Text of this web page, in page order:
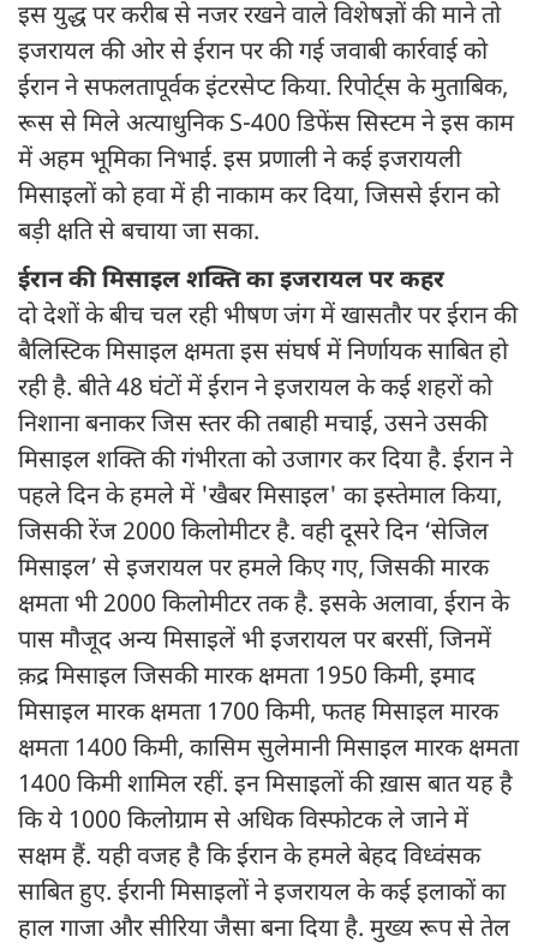
इस युद्ध पर करीब से नजर रखने वाले विशेषज्ञों की माने तो
इजरायल की ओर से ईरान पर की गई जवाबी कार्रवाई को
ईरान ने सफलतापूर्वक इंटरसेप्ट किया. रिपोर्ट्स के मुताबिक,
रूस से मिले अत्याधुनिक S-400 डिफेंस सिस्टम ने इस काम
में अहम भूमिका निभाई. इस प्रणाली ने कई इजरायली
मिसाइलों को हवा में ही नाकाम कर दिया, जिससे ईरान को
बड़ी क्षति से बचाया जा सका.
ईरान की मिसाइल शक्ति का इजरायल पर कहर
दो देशों के बीच चल रही भीषण जंग में खासतौर पर ईरान की
बैलिस्टिक मिसाइल क्षमता इस संघर्ष में निर्णायक साबित हो
रही है. बीते 48 घंटों में ईरान ने इजरायल के कई शहरों को
निशाना बनाकर जिस स्तर की तबाही मचाई, उसने उसकी
मिसाइल शक्ति की गंभीरता को उजागर कर दिया है. ईरान ने
पहले दिन के हमले में 'खैबर मिसाइल' का इस्तेमाल किया,
जिसकी रेंज 2000 किलोमीटर है. वही दूसरे दिन ‘सेजिल
मिसाइल’ से इजरायल पर हमले किए गए, जिसकी मारक
क्षमता भी 2000 किलोमीटर तक है. इसके अलावा, ईरान के
पास मौजूद अन्य मिसाइलें भी इजरायल पर बरसीं, जिनमें
क़द्र मिसाइल जिसकी मारक क्षमता 1950 किमी, इमाद
मिसाइल मारक क्षमता 1700 किमी, फतह मिसाइल मारक
क्षमता 1400 किमी, कासिम सुलेमानी मिसाइल मारक क्षमता
1400 किमी शामिल रहीं. इन मिसाइलों की ख़ास बात यह है
कि ये 1000 किलोग्राम से अधिक विस्फोटक ले जाने में
सक्षम हैं. यही वजह है कि ईरान के हमले बेहद विध्वंसक
साबित हुए. ईरानी मिसाइलों ने इजरायल के कई इलाकों का
हाल गाजा और सीरिया जैसा बना दिया है. मुख्य रूप से तेल